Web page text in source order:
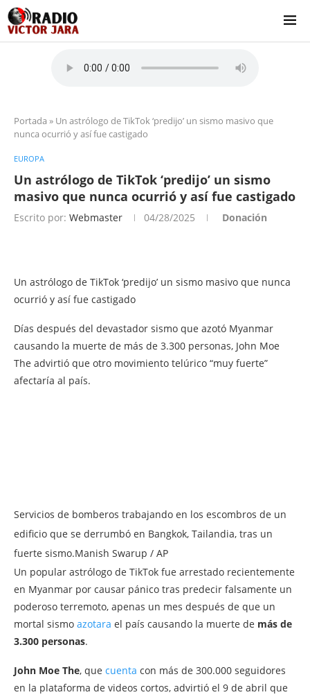
Portada » Un astrólogo de TikTok ‘predijo’ un sismo masivo que
nunca ocurrió y así fue castigado
EUROPA
Un astrólogo de TikTok ‘predijo’ un sismo
masivo que nunca ocurrió y así fue castigado
Escrito por: Webmaster 04/28/2025 Donación
Un astrólogo de TikTok ‘predijo’ un sismo masivo que nunca
ocurrió y así fue castigado
Días después del devastador sismo que azotó Myanmar
causando la muerte de más de 3.300 personas, John Moe
The advirtió que otro movimiento telúrico “muy fuerte”
afectaría al país.
Servicios de bomberos trabajando en los escombros de un
edificio que se derrumbó en Bangkok, Tailandia, tras un
fuerte sismo.Manish Swarup / AP
Un popular astrólogo de TikTok fue arrestado recientemente
en Myanmar por causar pánico tras predecir falsamente un
poderoso terremoto, apenas un mes después de que un
mortal sismo azotara el país causando la muerte de más de
3.300 personas.
John Moe The, que cuenta con más de 300.000 seguidores
en la plataforma de videos cortos, advirtió el 9 de abril que